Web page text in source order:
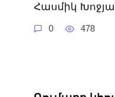
Հասմիկ
0 478